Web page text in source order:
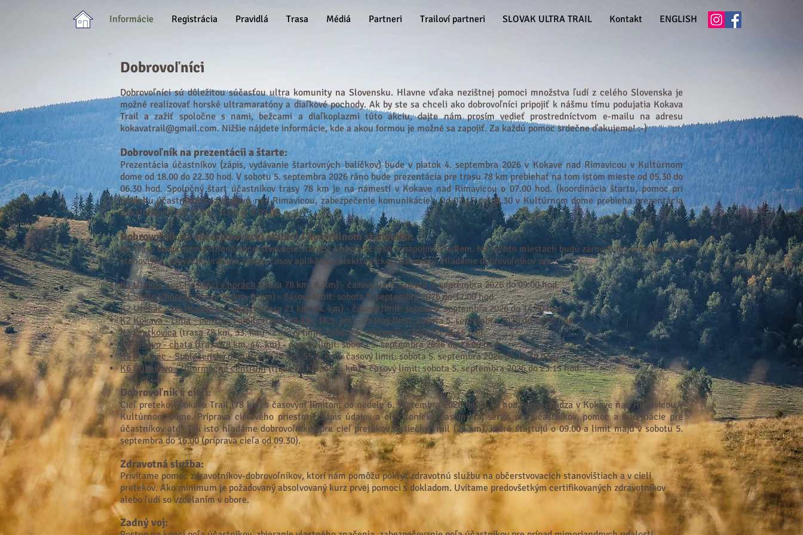
Informácie Registrácia Pravidlá Trasa Médiá Partneri Trailoví partneri SLOVAK ULTRA TRAIL Kontakt ENGLISH
Dobrovoľníci
Dobrovoľníci sú dôležitou súčasťou ultra komunity na Slovensku. Hlavne vďaka nezištnej pomoci množstva ľudí z celého Slovenska je
možné realizovať horské ultramaratóny a diaľkové pochody. Ak by ste sa chceli ako dobrovoľníci pripojiť k nášmu tímu podujatia Kokava
Trail a zažiť spoločne s nami, bežcami a diaľkoplazmi túto akciu, dajte nám prosím vedieť prostredníctvom e-mailu na adresu
kokavatrail@gmail.com. Nižšie nájdete informácie, kde a akou formou je možné sa zapojiť. Za každú pomoc srdečne ďakujeme! :-)
Dobrovoľník na prezentácii a štarte:
Prezentácia účastníkov (zápis, vydávanie štartovných balíčkov) bude v piatok 4. septembra 2026 v Kokave nad Rimavicou v Kultúrnom
dome od 18.00 do 22.30 hod. V sobotu 5. septembra 2026 ráno bude prezentácia pre trasu 78 km prebiehať na tom istom mieste od 05.30 do
06.30 hod. Spoločný štart účastníkov trasy 78 km je na námestí v Kokave nad Rimavicou o 07.00 hod. (koordinácia štartu, pomoc pri
prebehu účastníkov cez Kokavu nad Rimavicou, zabezpečenie komunikácie). Od 07.15 do 08.30 v Kultúrnom dome prebieha prezentácia
účastníkov trate 23 km, štart je o 09.00.
Dobrovoľník na občerstvovacej stanici /kontrolnom stanovišti:
Na trase budú rozmiestnené občerstvovacie stanice s nápojmi resp. s nápojmi a jedlom. Na týchto miestach budú zároveň aj kontrolné
stanovištia, prevážne vrátane zápisu časov aplikáciou elektronickej časomiery. Hľadáme dobrovoľníkov pre:
K1 Utekáč - pri Hostinci v horách (trasa 78 km, 8. km) - časový limit: sobota 5. septembra 2026 do09:00 hod.
K1 Sedlo Chorepa(trasa 23 km, 8. km) - časový limit: sobota 5. septembra 2026 do 12:00 hod.
K2 Utekáč - pri Hostinci v horách(trasa 23 km, 14. km) - časový limit: sobota 5. septembra 2026 do 14:00 hod.
K2 Kokava - Línia - penzión Family (trasa 78 km, 16,5. km) - časový limit: sobota 5. septembra 2026 do 11:00 hod.
K3 Bratkovica(trasa 78 km, 33. km) - časový limit: sobota 5. septembra 2026 do 14:45 hod.
K4 Táňovo- chata(trasa 78 km, 44. km) - časový limit: sobota 5. septembra 2026 do 17:00 hod.
K5 Málinec - Spoločenský dom(trasa 78 km, 55,5. km)- časový limit: sobota 5. septembra 2026 do 19:30 hod.
K6 Ďubákovo - Informačné centrum(trasa 78 km, 68,5. km) - časový limit: sobota 5. septembra 2026 do 23:15 hod.
Dobrovoľník v cieli:
Cieľ pretekov Kokava Trail (78 km) s časovým limitom do nedele 6. septembra 2026 do 01.30 hod. sa nachádza v Kokave nad Rimavicou v
Kultúrnom dome. Príprava cieľového priestoru, zápis údajov a elektronická časomiera, servis pre účastníkov, pomoc a informácie pre
účastníkov atď. Tak isto hľadáme dobrovoľníkov pre cieľ pretekov Pasiečky Trail (23 km), ktoré štartujú o 09.00 a limit majú v sobotu 5.
septembra do 16.00 (príprava cieľa od 09.30).
Zdravotná služba:
Privítame pomoc zdravotníkov-dobrovoľníkov, ktorí nám pomôžu pokryť zdravotnú službu na občerstvovacích stanovištiach a v cieli
pretekov. Ako minimum je požadovaný absolvovaný kurz prvej pomoci s dokladom. Uvítame predovšetkým certifikovaných zdravotníkov
alebo ľudí so vzdelaním v obore.
Zadný voj: